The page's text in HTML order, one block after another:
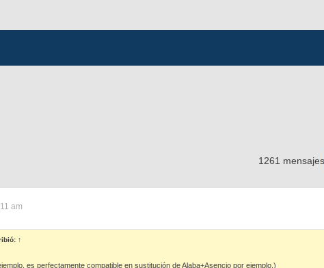
1261 mensajes
am
↑
es perfectamente compatible en sustitución de Alaba+Asencio por ejemplo.)